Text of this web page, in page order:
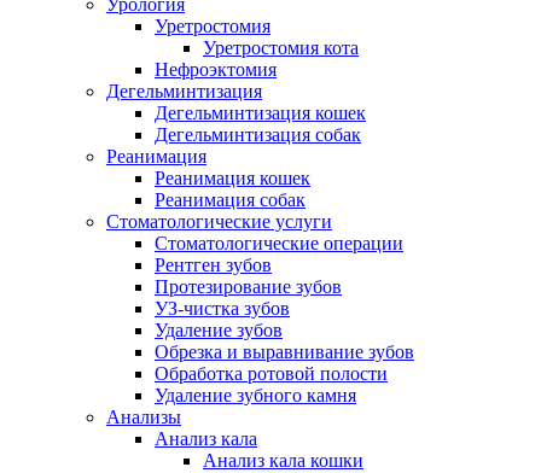
Урология
Уретростомия
Уретростомия кота
Нефроэктомия
Дегельминтизация
Дегельминтизация кошек
Дегельминтизация собак
Реанимация
Реанимация кошек
Реанимация собак
Стоматологические услуги
Стоматологические операции
Рентген зубов
Протезирование зубов
УЗ-чистка зубов
Удаление зубов
Обрезка и выравнивание зубов
Обработка ротовой полости
Удаление зубного камня
Анализы
Анализ кала
Анализ кала кошки